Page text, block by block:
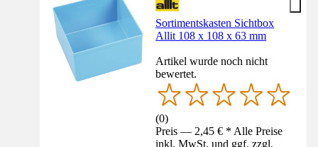
Sortimentskasten Sichtbox
Allit 108 x 108 x 63 mm
Artikel wurde noch nicht
bewertet.
(0)
Preis — 2,45 € * Alle Preise
inkl. MwSt. und ggf. zzgl.